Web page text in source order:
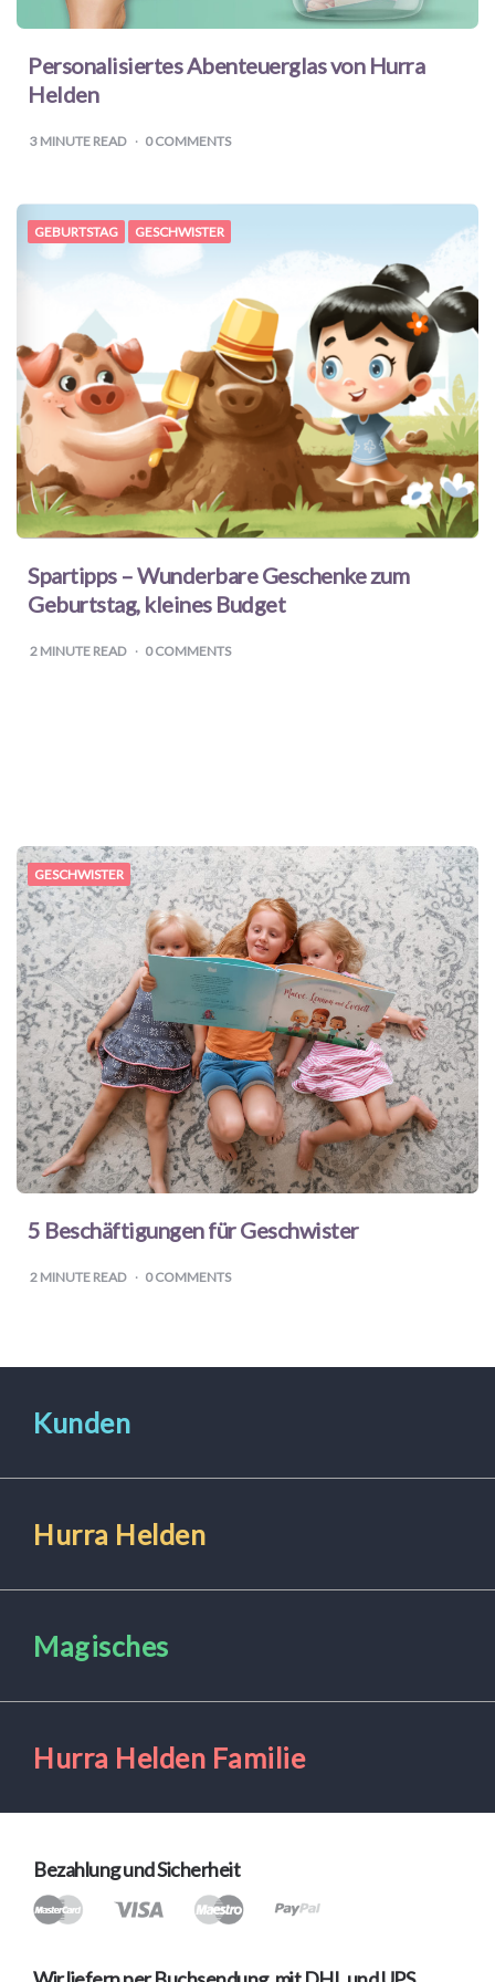
Personalisiertes Abenteuerglas von Hurra
Helden
3 MINUTE READ 0 COMMENTS
GEBURTSTAG GESCHWISTER
Spartipps – Wunderbare Geschenke zum
Geburtstag, kleines Budget
2 MINUTE READ 0 COMMENTS
GESCHWISTER
5 Beschäftigungen für Geschwister
2 MINUTE READ 0 COMMENTS
Haustiere
Freebies
Kunden
Hurra Helden
Magisches
Hurra Helden Familie
Bezahlung und Sicherheit